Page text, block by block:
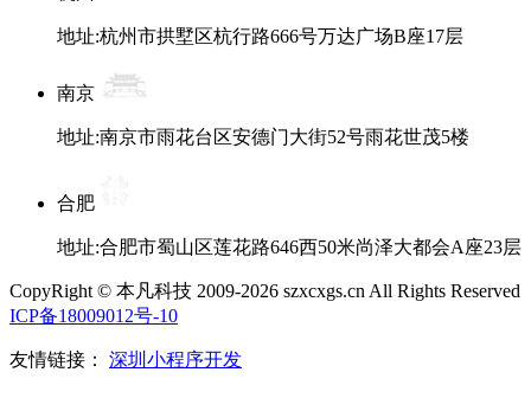
地址:杭州市拱墅区杭行路666号万达广场B座17层
南京
地址:南京市雨花台区安德门大街52号雨花世茂5楼
合肥
地址:合肥市蜀山区莲花路646西50米尚泽大都会A座23层
CopyRight © 本凡科技 2009-2026 szxcxgs.cn All Rights Reserved
ICP备18009012号-10
友情链接： 深圳小程序开发